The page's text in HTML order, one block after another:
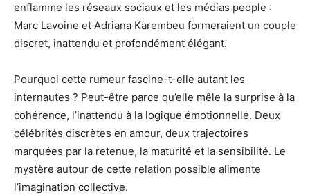
enflamme les réseaux sociaux et les médias people :
Marc Lavoine et Adriana Karembeu formeraient un couple
discret, inattendu et profondément élégant.
Pourquoi cette rumeur fascine-t-elle autant les
internautes ? Peut-être parce qu’elle mêle la surprise à la
cohérence, l’inattendu à la logique émotionnelle. Deux
célébrités discrètes en amour, deux trajectoires
marquées par la retenue, la maturité et la sensibilité. Le
mystère autour de cette relation possible alimente
l’imagination collective.